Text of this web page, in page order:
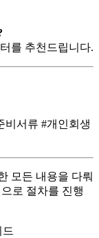
를 추천드립니다.
비서류 #개인회생
모든 내용을 다뤄
로 절차를 진행